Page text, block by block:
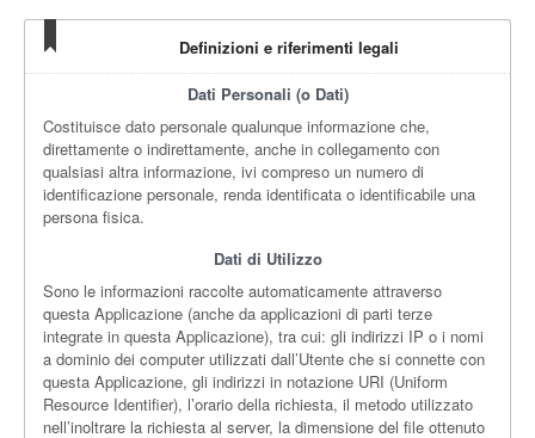
Definizioni e riferimenti legali
Dati Personali (o Dati)
Costituisce dato personale qualunque informazione che,
direttamente o indirettamente, anche in collegamento con
qualsiasi altra informazione, ivi compreso un numero di
identificazione personale, renda identificata o identificabile una
persona fisica.
Dati di Utilizzo
Sono le informazioni raccolte automaticamente attraverso
questa Applicazione (anche da applicazioni di parti terze
integrate in questa Applicazione), tra cui: gli indirizzi IP o i nomi
a dominio dei computer utilizzati dall’Utente che si connette con
questa Applicazione, gli indirizzi in notazione URI (Uniform
Resource Identifier), l’orario della richiesta, il metodo utilizzato
nell’inoltrare la richiesta al server, la dimensione del file ottenuto